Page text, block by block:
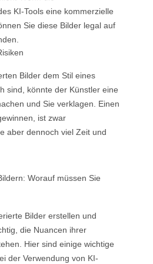
KI-Tools eine kommerzielle
Sie diese Bilder legal auf
Bilder dem Stil eines
sind, könnte der Künstler eine
und Sie verklagen. Einen
ist zwar
aber dennoch viel Zeit und
Worauf müssen Sie
Bilder erstellen und
die Nuancen ihrer
Hier sind einige wichtige
der Verwendung von KI-